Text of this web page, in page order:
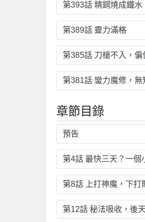
第393話 精鋼燒成鐵水
第389話 靈力滿格
第385話 刀槍不入，偏
第381話 蠻力魔修，無
章節目錄
預告
第4話 最快三天？一個
第8話 上打神魔，下打
第12話 秘法吸收，後